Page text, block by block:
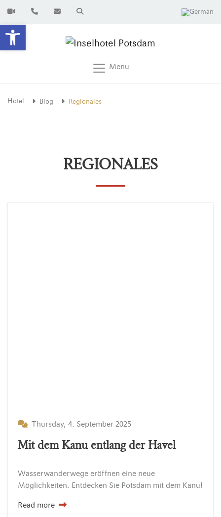
Open toolbar
Menu
Hotel Blog Regionales
REGIONALES
Thursday, 4. September 2025
Mit dem Kanu entlang der Havel
Wasserwanderwege eröffnen eine neue
Möglichkeiten. Entdecken Sie Potsdam mit dem Kanu!
Read more